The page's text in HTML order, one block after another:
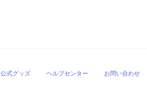
公式グッズ ヘルプセンター お問い合わせ